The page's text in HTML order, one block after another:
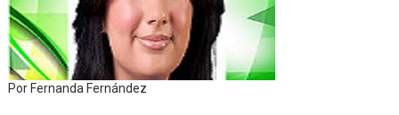
Por Fernanda Fernández